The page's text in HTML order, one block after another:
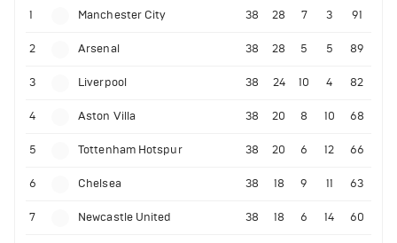
1 Manchester City 38 28 7 3 91
2 Arsenal 38 28 5 5 89
3 Liverpool 38 24 10 4 82
4 Aston Villa 38 20 8 10 68
5 Tottenham Hotspur 38 20 6 12 66
6 Chelsea 38 18 9 11 63
7 Newcastle United 38 18 6 14 60